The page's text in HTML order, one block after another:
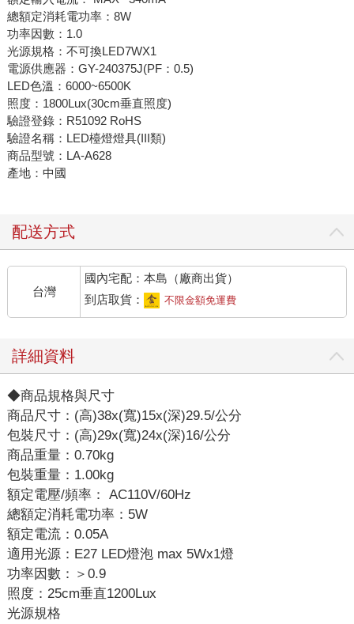
總額定消耗電功率：8W
功率因數：1.0
光源規格：不可換LED7WX1
電源供應器：GY-240375J(PF：0.5)
LED色溫：6000~6500K
照度：1800Lux(30cm垂直照度)
驗證登錄：R51092 RoHS
驗證名稱：LED檯燈燈具(III類)
商品型號：LA-A628
產地：中國
配送方式
台灣
國內宅配：本島（廠商出貨）
到店取貨：
不限金額免運費
詳細資料
◆商品規格與尺寸
商品尺寸：(高)38x(寬)15x(深)29.5/公分
包裝尺寸：(高)29x(寬)24x(深)16/公分
商品重量：0.70kg
包裝重量：1.00kg
額定電壓/頻率： AC110V/60Hz
總額定消耗電功率：5W
額定電流：0.05A
適用光源：E27 LED燈泡 max 5Wx1燈
功率因數：＞0.9
照度：25cm垂直1200Lux
光源規格